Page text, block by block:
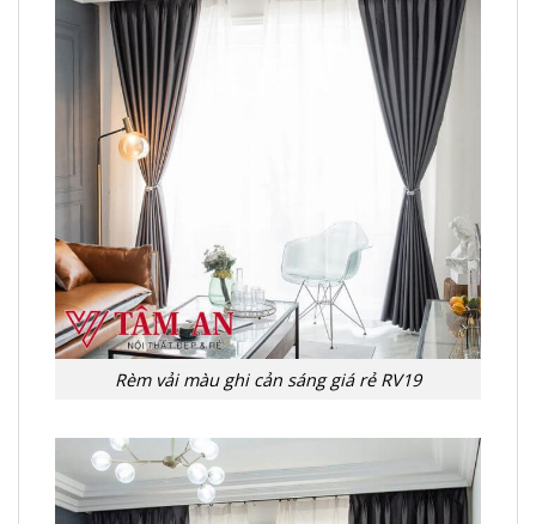
Rèm vải màu ghi cản sáng giá rẻ RV19